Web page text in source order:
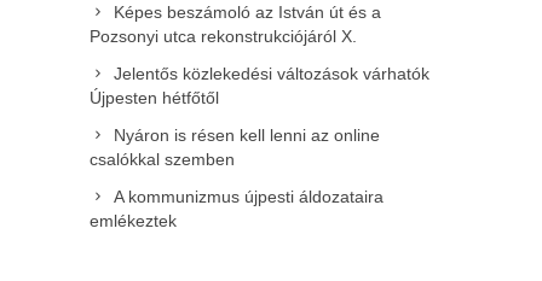
Képes beszámoló az István út és a
Pozsonyi utca rekonstrukciójáról X.
Jelentős közlekedési változások várhatók
Újpesten hétfőtől
Nyáron is résen kell lenni az online
csalókkal szemben
A kommunizmus újpesti áldozataira
emlékeztek